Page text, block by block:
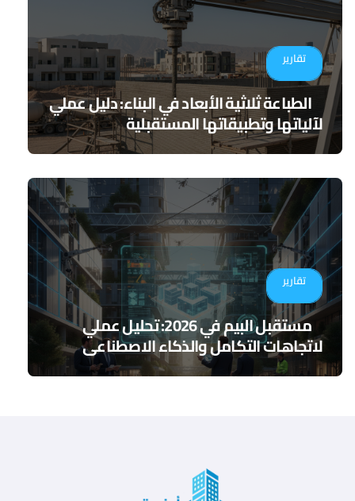
تقارير
الطباعة ثلاثية الأبعاد في البناء: دليل عملي
لآلياتها وتطبيقاتها المستقبلية
تقارير
مستقبل البيم في 2026: تحليل عملي
لاتجاهات التكامل والذكاء الاصطناعي